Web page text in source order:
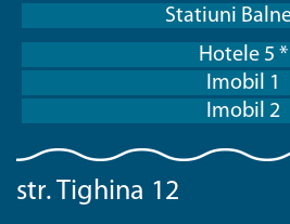
Statiuni
Hotele 5 *
Imobil 1
Imobil 2
str.